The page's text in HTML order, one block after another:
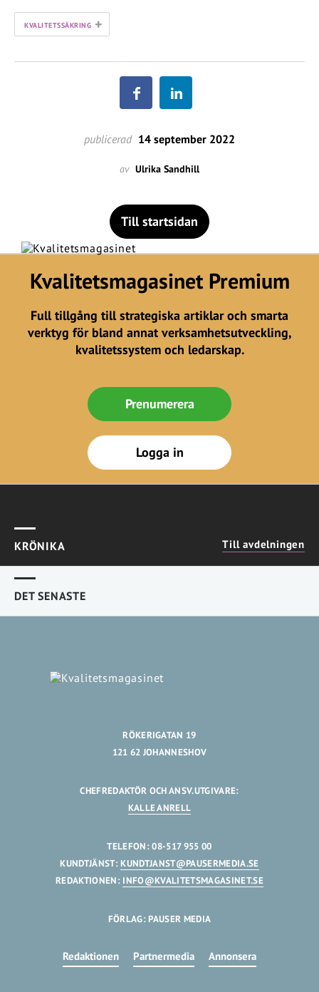
KVALITETSSÄKRING +
publicerad 14 september 2022
av Ulrika Sandhill
Till startsidan
Kvalitetsmagasinet Premium
Full tillgång till strategiska artiklar och smarta
verktyg för bland annat verksamhetsutveckling,
kvalitetssystem och ledarskap.
Prenumerera
Logga in
KRÖNIKA Till avdelningen
DET SENASTE
RÖKERIGATAN 19
121 62 JOHANNESHOV
CHEFREDAKTÖR OCH ANSV.UTGIVARE:
KALLE ANRELL
TELEFON: 08-517 955 00
KUNDTJÄNST:KUNDTJANST@PAUSERMEDIA.SE
REDAKTIONEN: INFO@KVALITETSMAGASINET.SE
FÖRLAG: PAUSER MEDIA
Redaktionen Partnermedia Annonsera